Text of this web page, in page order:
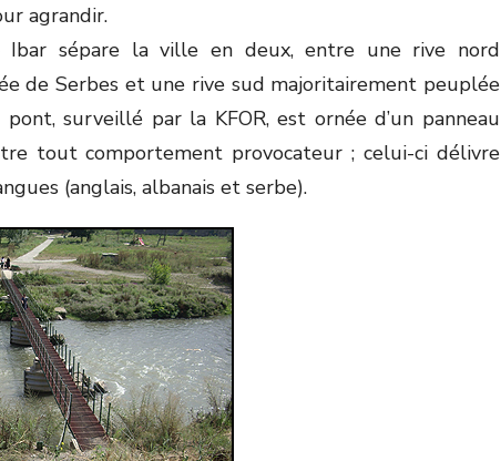
agrandir.
Ibar sépare la ville en deux, entre une rive nord
de Serbes et une rive sud majoritairement peuplée
pont, surveillé par la KFOR, est ornée d’un panneau
tout comportement provocateur ; celui-ci délivre
(anglais, albanais et serbe).